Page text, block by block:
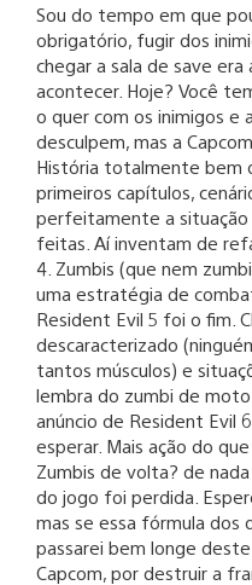
Sou do tempo em que
obrigatório, fugir dos
chegar a sala de save
acontecer. Hoje? Você
o quer com os inimigos e
desculpem, mas a
História totalmente bem
primeiros capítulos,
perfeitamente a situação
feitas. Aí inventam de
4. Zumbis (que nem
uma estratégia de
Resident Evil 5 foi o fim.
descaracterizado
tantos músculos) e
lembra do zumbi de
anúncio de Resident Evil
esperar. Mais ação do
Zumbis de volta? de
do jogo foi perdida.
mas se essa fórmula dos
passarei bem longe
Capcom, por destruir a